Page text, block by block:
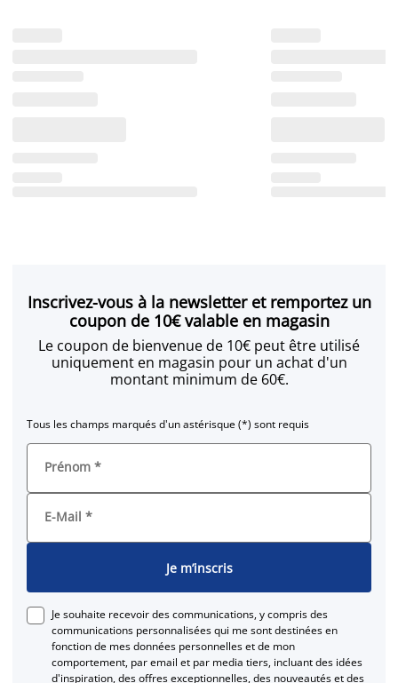
Inscrivez-vous à la newsletter et remportez un
coupon de 10€ valable en magasin
Le coupon de bienvenue de 10€ peut être utilisé
uniquement en magasin pour un achat d'un
montant minimum de 60€.
Tous les champs marqués d'un astérisque (*) sont requis
Prénom *
E-Mail *
Je m’inscris
Je souhaite recevoir des communications, y compris des
communications personnalisées qui me sont destinées en
fonction de mes données personnelles et de mon
comportement, par email et par media tiers, incluant des idées
d'inspiration, des offres exceptionnelles, des nouveautés et des